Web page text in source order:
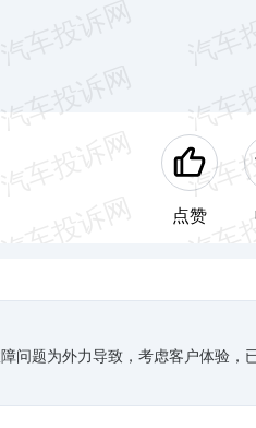
点赞
问题为外力导致，考虑客户体验